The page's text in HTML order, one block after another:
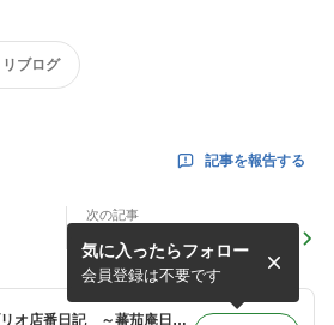
リブログ
記事を報告する
次の記事
2020年上半期のまとめ、み
たいなもの
ギャラリービブリオ店番日記 ～蕃茄庵日録～
気に入ったらフォロー
会員登録は不要です